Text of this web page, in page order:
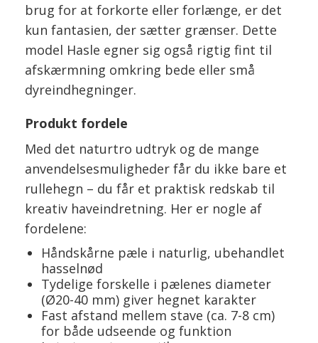
brug for at forkorte eller forlænge, er det
kun fantasien, der sætter grænser. Dette
model Hasle egner sig også rigtig fint til
afskærmning omkring bede eller små
dyreindhegninger.
Produkt fordele
Med det naturtro udtryk og de mange
anvendelsesmuligheder får du ikke bare et
rullehegn – du får et praktisk redskab til
kreativ haveindretning. Her er nogle af
fordelene:
Håndskårne pæle i naturlig, ubehandlet
hasselnød
Tydelige forskelle i pælenes diameter
(Ø20-40 mm) giver hegnet karakter
Fast afstand mellem stave (ca. 7-8 cm)
for både udseende og funktion